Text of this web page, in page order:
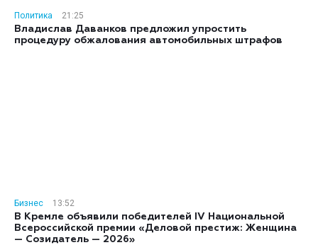
Политика
21:25
Владислав Даванков предложил упростить
процедуру обжалования автомобильных штрафов
Бизнес
13:52
В Кремле объявили победителей IV Национальной
Всероссийской премии «Деловой престиж: Женщина
— Созидатель — 2026»